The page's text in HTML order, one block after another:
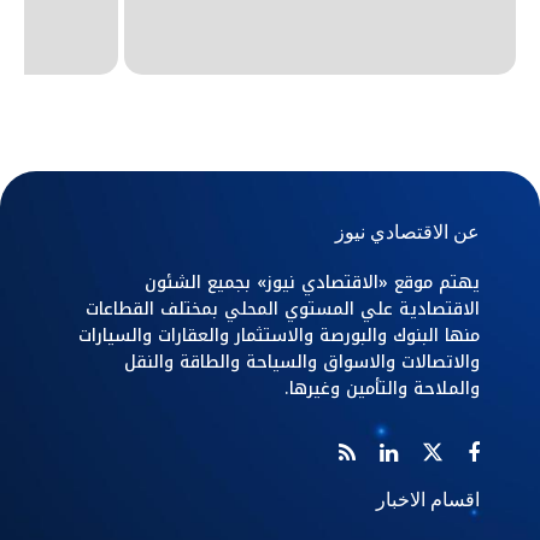
عن الاقتصادي نيوز
يهتم موقع «الاقتصادي نيوز» بجميع الشئون
الاقتصادية علي المستوي المحلي بمختلف القطاعات
منها البنوك والبورصة والاستثمار والعقارات والسيارات
والاتصالات والاسواق والسياحة والطاقة والنقل
والملاحة والتأمين وغيرها.
اقسام الاخبار